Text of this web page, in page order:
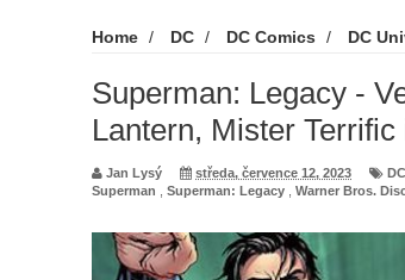
Home / DC / DC Comics / DC
Ve filmu se objeví Green Lantern, Mister
Superman: Legacy -
Lantern, Mister
Jan Lysý středa, července 12, 2023 DC
Superman
Superman: Legacy Warner Bros.